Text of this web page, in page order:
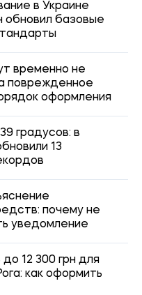
в Украине
обновил базовые
временно не
поврежденное
оформления
градусов: в
13
почему не
уведомление
12 300 грн для
как оформить